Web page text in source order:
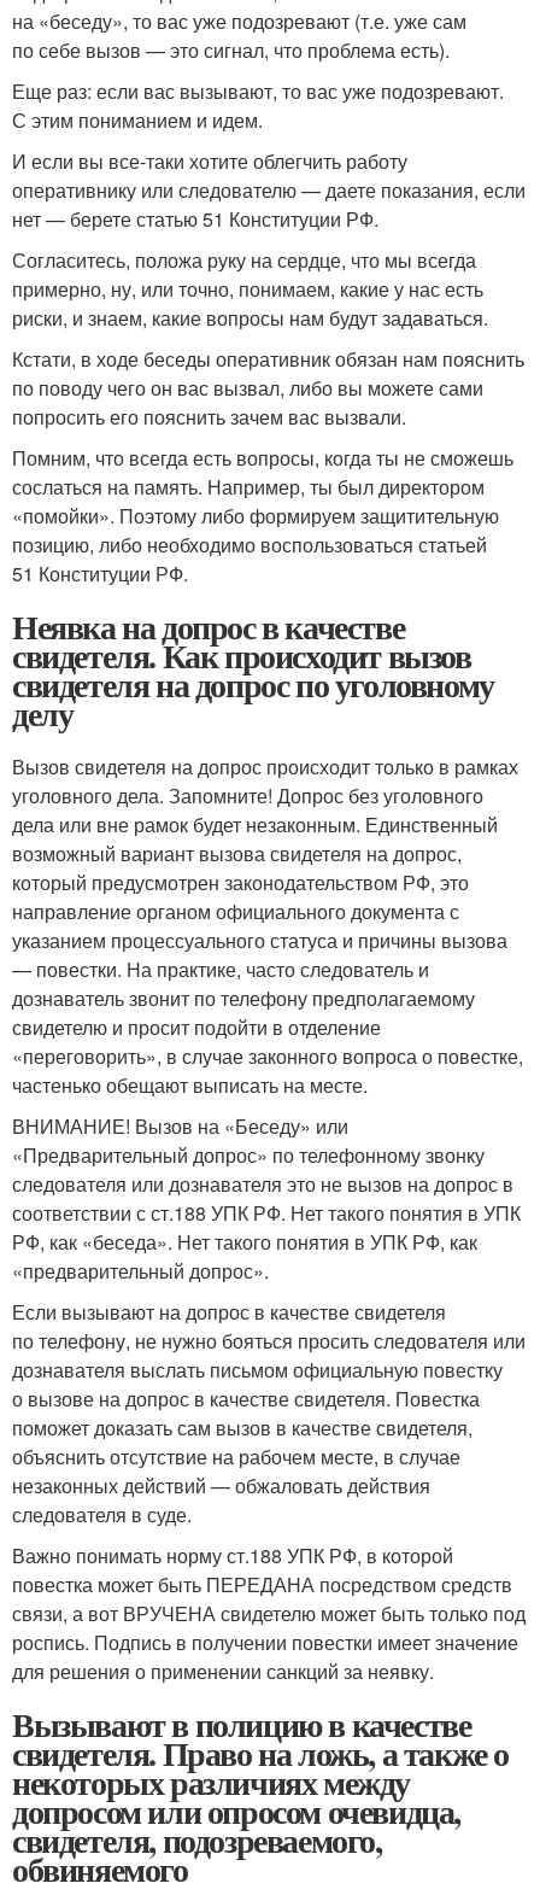
на «беседу», то вас уже подозревают (т.е. уже сам
по себе вызов — это сигнал, что проблема есть).
Еще раз: если вас вызывают, то вас уже подозревают.
С этим пониманием и идем.
И если вы все-таки хотите облегчить работу
оперативнику или следователю — даете показания, если
нет — берете статью 51 Конституции РФ.
Согласитесь, положа руку на сердце, что мы всегда
примерно, ну, или точно, понимаем, какие у нас есть
риски, и знаем, какие вопросы нам будут задаваться.
Кстати, в ходе беседы оперативник обязан нам пояснить
по поводу чего он вас вызвал, либо вы можете сами
попросить его пояснить зачем вас вызвали.
Помним, что всегда есть вопросы, когда ты не сможешь
сослаться на память. Например, ты был директором
«помойки». Поэтому либо формируем защитительную
позицию, либо необходимо воспользоваться статьей
51 Конституции РФ.
Неявка на допрос в качестве
свидетеля. Как происходит вызов
свидетеля на допрос по уголовному
делу
Вызов свидетеля на допрос происходит только в рамках
уголовного дела. Запомните! Допрос без уголовного
дела или вне рамок будет незаконным. Единственный
возможный вариант вызова свидетеля на допрос,
который предусмотрен законодательством РФ, это
направление органом официального документа с
указанием процессуального статуса и причины вызова
— повестки. На практике, часто следователь и
дознаватель звонит по телефону предполагаемому
свидетелю и просит подойти в отделение
«переговорить», в случае законного вопроса о повестке,
частенько обещают выписать на месте.
ВНИМАНИЕ! Вызов на «Беседу» или
«Предварительный допрос» по телефонному звонку
следователя или дознавателя это не вызов на допрос в
соответствии с ст.188 УПК РФ. Нет такого понятия в УПК
РФ, как «беседа». Нет такого понятия в УПК РФ, как
«предварительный допрос».
Если вызывают на допрос в качестве свидетеля
по телефону, не нужно бояться просить следователя или
дознавателя выслать письмом официальную повестку
о вызове на допрос в качестве свидетеля. Повестка
поможет доказать сам вызов в качестве свидетеля,
объяснить отсутствие на рабочем месте, в случае
незаконных действий — обжаловать действия
следователя в суде.
Важно понимать норму ст.188 УПК РФ, в которой
повестка может быть ПЕРЕДАНА посредством средств
связи, а вот ВРУЧЕНА свидетелю может быть только под
роспись. Подпись в получении повестки имеет значение
для решения о применении санкций за неявку.
Вызывают в полицию в качестве
свидетеля. Право на ложь, а также о
некоторых различиях между
допросом или опросом очевидца,
свидетеля, подозреваемого,
обвиняемого